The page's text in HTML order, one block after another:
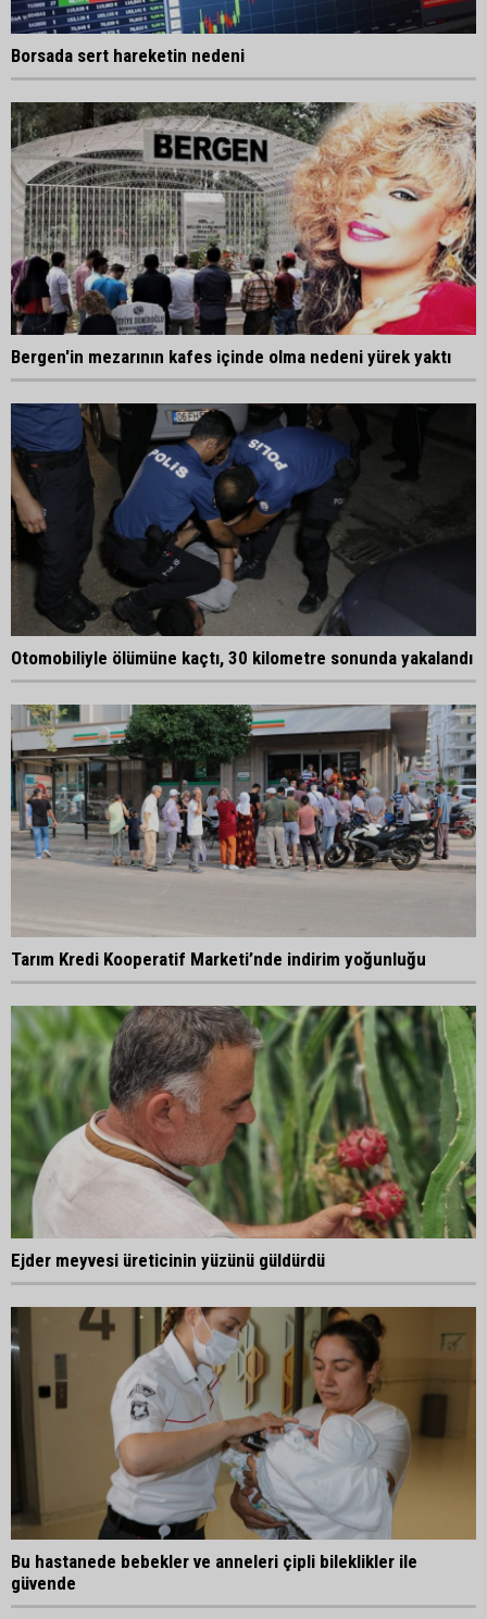
Borsada sert hareketin nedeni
Bergen'in mezarının kafes içinde olma nedeni yürek yaktı
Otomobiliyle ölümüne kaçtı, 30 kilometre sonunda yakalandı
Tarım Kredi Kooperatif Marketi’nde indirim yoğunluğu
Ejder meyvesi üreticinin yüzünü güldürdü
Bu hastanede bebekler ve anneleri çipli bileklikler ile
güvende